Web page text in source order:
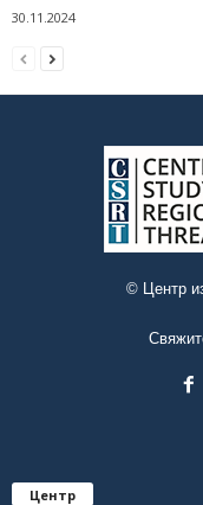
30.11.2024
© Центр
Центр